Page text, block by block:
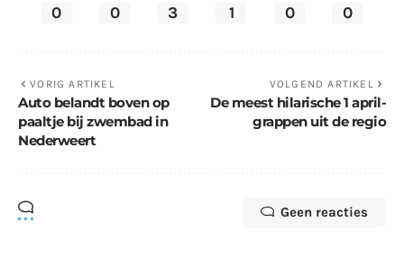
0 0 3 1 0 0
VORIG ARTIKEL
Auto belandt boven op
paaltje bij zwembad in
Nederweert
VOLGEND ARTIKEL
De meest hilarische 1 april-
grappen uit de regio
Geen reacties